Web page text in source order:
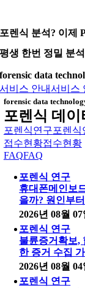
포렌식 분석? 이제
평생 한번 정밀 분
forensic data
서비스 안내서비스
forensic data
포렌식 데이
포렌식연구포렌식
접수현황접수현황
FAQFAQ
포렌식 연구
휴대폰메인보
을까? 원인부
2026년 08월 07
포렌식 연구
불륜증거확보,
한 증거 수집
2026년 08월 04
포렌식 연구